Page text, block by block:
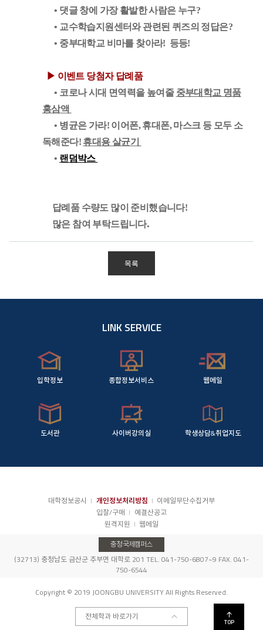
• 댓글 창에 가장 활발한 사람은 누구?
• 교수학습지원센터와 관련된 퀴즈의 정답은?
• 중부대학교 비마를 찾아라! 등등!
▶ 이벤트 당첨자 답례품
• 코로나 시대 면역력을 높여줄 중부대학교 명품
홍삼액
• 병균은 가라! 이어폰, 휴대폰, 마스크 등 모두 소
독해준다! 휴대용 살균기
• 랜덤박스
답례품 수량도 많이 준비했습니다!
많은 참여 부탁드립니다.
목록
LINK SERVICE
입학정보 종합정보서비스 웹메일
도서관 사이버강의실 학생상담&취업지도
대학정보공시 개인정보처리방침
이메일무단수집거부
입찰/구매
예결산공고
원격지원
웹메일
전체학과 바로가기
인스
타그
페이
스북
TOP
충청국제캠퍼스
(32713) 충청남도 금산군 추부면 대학로 201 TEL. 041-750-6807~9 FAX. 041-
750-6544
Copyright © 2019 JOONGBU UNIVERSITY All Rights Reserved.